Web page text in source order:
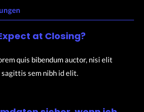
at Closing?
quis bibendum auctor, nisi elit
sagittis sem nibh id elit.